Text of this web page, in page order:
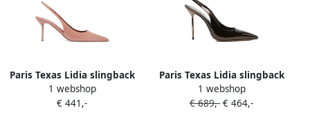
Paris Texas Lidia slingback
pumps met bandje Roze
1 webshop
€ 441,-
Paris Texas Lidia slingback
pumps met bandje Bruin
1 webshop
€ 689,- € 464,-